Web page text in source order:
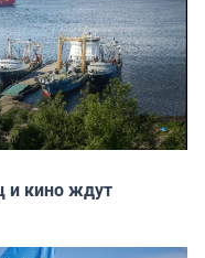
и кино ждут